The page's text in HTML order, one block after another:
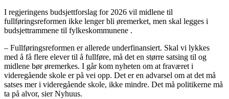
I regjeringens budsjettforslag for 2026 vil midlene til
fullføringsreformen ikke lenger bli øremerket, men skal legges i
budsjettrammene til fylkeskommunene .
– Fullføringsreformen er allerede underfinansiert. Skal vi lykkes
med å få flere elever til å fullføre, må det en større satsing til og
midlene bør øremerkes. I går kom nyheten om at fraværet i
videregående skole er på vei opp. Det er en advarsel om at det må
satses mer i videregående skole, ikke mindre. Det må politikerne må
ta på alvor, sier Nyhuus.